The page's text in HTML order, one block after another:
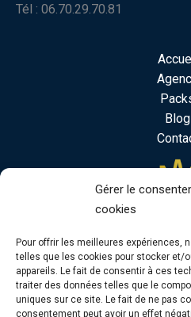
Gérer le
cookies
Pour offrir les meilleures expériences,
telles que les cookies pour stocker et/
appareils. Le fait de consentir à ces
traiter des données telles que le
uniques sur ce site. Le fait de ne pas
consentement peut avoir un effet
Tél : 06.70.29.70.81
Blog